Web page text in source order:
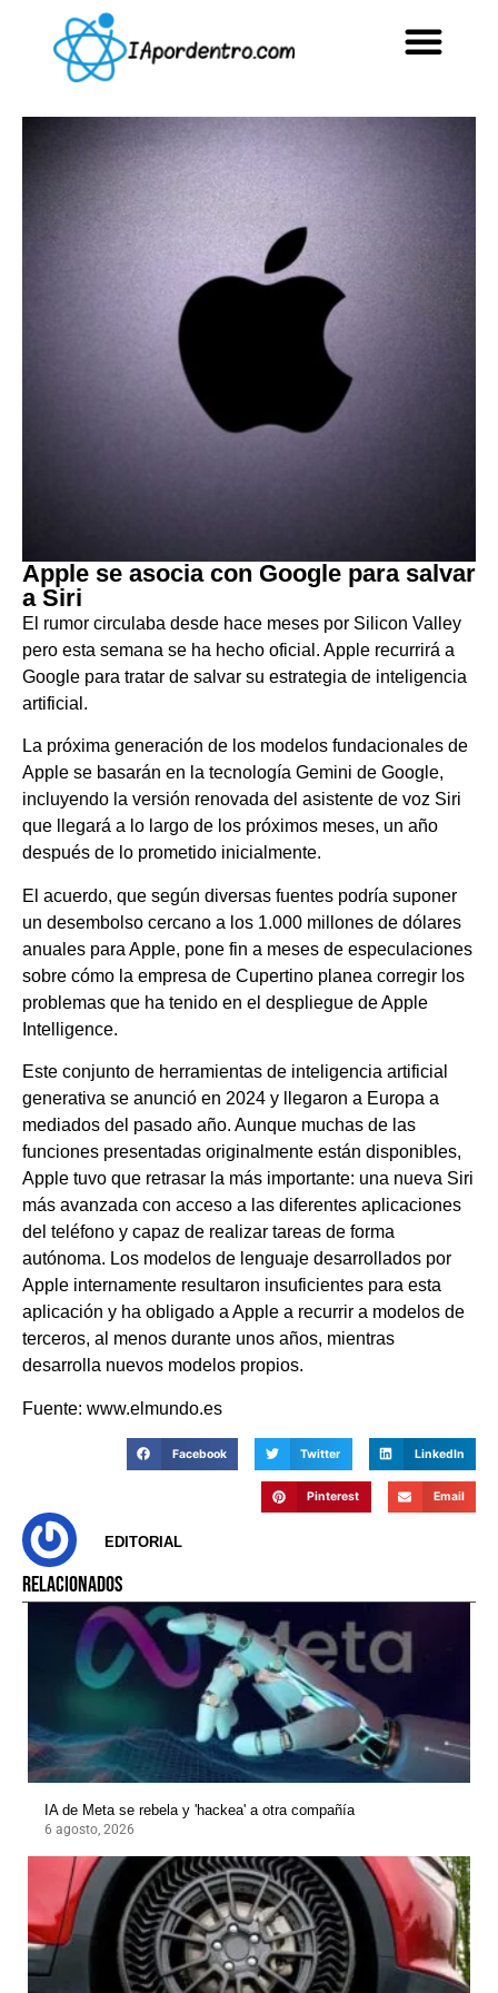
Apple se asocia con Google para salvar
a Siri
El rumor circulaba desde hace meses por Silicon Valley
pero esta semana se ha hecho oficial. Apple recurrirá a
Google para tratar de salvar su estrategia de inteligencia
artificial.
La próxima generación de los modelos fundacionales de
Apple se basarán en la tecnología Gemini de Google,
incluyendo la versión renovada del asistente de voz Siri
que llegará a lo largo de los próximos meses, un año
después de lo prometido inicialmente.
El acuerdo, que según diversas fuentes podría suponer
un desembolso cercano a los 1.000 millones de dólares
anuales para Apple, pone fin a meses de especulaciones
sobre cómo la empresa de Cupertino planea corregir los
problemas que ha tenido en el despliegue de Apple
Intelligence.
Este conjunto de herramientas de inteligencia artificial
generativa se anunció en 2024 y llegaron a Europa a
mediados del pasado año. Aunque muchas de las
funciones presentadas originalmente están disponibles,
Apple tuvo que retrasar la más importante: una nueva Siri
más avanzada con acceso a las diferentes aplicaciones
del teléfono y capaz de realizar tareas de forma
autónoma. Los modelos de lenguaje desarrollados por
Apple internamente resultaron insuficientes para esta
aplicación y ha obligado a Apple a recurrir a modelos de
terceros, al menos durante unos años, mientras
desarrolla nuevos modelos propios.
Fuente: www.elmundo.es
Facebook Twitter LinkedIn
Pinterest Email
EDITORIAL
RELACIONADOS
IA de Meta se rebela y 'hackea' a otra compañía
6 agosto, 2026